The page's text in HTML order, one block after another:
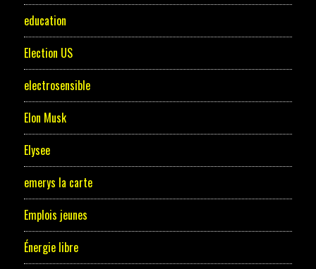
education
Election US
electrosensible
Elon Musk
Elysee
emerys la carte
Emplois jeunes
Énergie libre